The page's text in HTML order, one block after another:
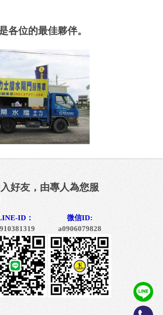
各位的最佳夥伴。
好友，由專人為您服
ID：
微信ID:
a0906079828